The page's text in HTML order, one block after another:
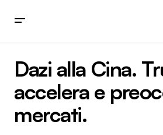
Dazi alla Cina.
accelera e
mercati.